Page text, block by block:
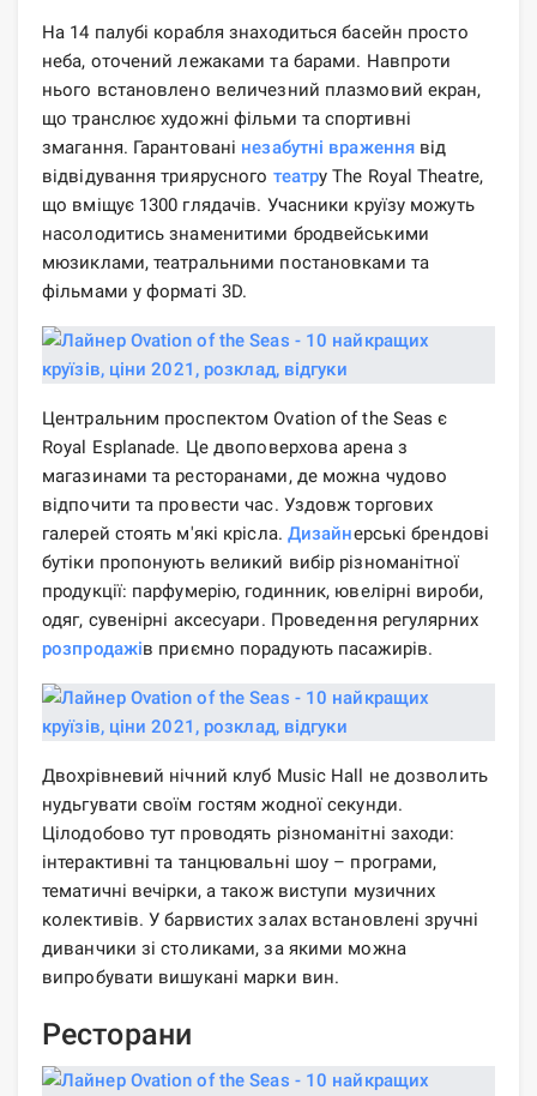
На 14 палубі корабля знаходиться басейн просто
неба, оточений лежаками та барами. Навпроти
нього встановлено величезний плазмовий екран,
що транслює художні фільми та спортивні
змагання. Гарантовані незабутні враження від
відвідування триярусного театру The Royal Theatre,
що вміщує 1300 глядачів. Учасники круїзу можуть
насолодитись знаменитими бродвейськими
мюзиклами, театральними постановками та
фільмами у форматі 3D.
Центральним проспектом Ovation of the Seas є
Royal Esplanade. Це двоповерхова арена з
магазинами та ресторанами, де можна чудово
відпочити та провести час. Уздовж торгових
галерей стоять м'які крісла. Дизайнерські брендові
бутіки пропонують великий вибір різноманітної
продукції: парфумерію, годинник, ювелірні вироби,
одяг, сувенірні аксесуари. Проведення регулярних
розпродажів приємно порадують пасажирів.
Двохрівневий нічний клуб Music Hall не дозволить
нудьгувати своїм гостям жодної секунди.
Цілодобово тут проводять різноманітні заходи:
інтерактивні та танцювальні шоу – програми,
тематичні вечірки, а також виступи музичних
колективів. У барвистих залах встановлені зручні
диванчики зі столиками, за якими можна
випробувати вишукані марки вин.
Ресторани